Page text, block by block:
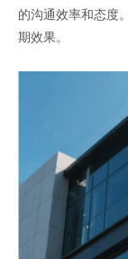
的沟通效率和态度
期效果。